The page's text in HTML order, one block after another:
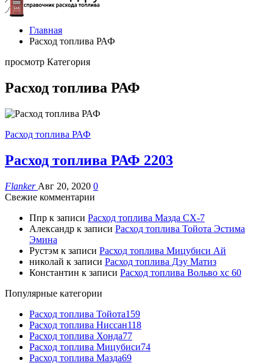
Главная
Расход топлива РАФ
Расход топлива РАФ 2203
Flanker Авг 20, 2020 0
Ппрк записиРасход топлива Мазда СХ-7
Александр
Эмина
Рустэмк записиРасход топлива Мицубиси Ай
николайк записиРасход топлива Дэу Матиз
Расход топлива Тойота159
Расход топлива Ниссан118
Расход топлива Хонда77
Расход топлива Мицубиси